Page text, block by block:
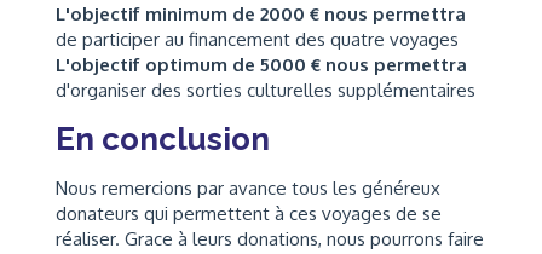
L'objectif minimum de 2000 € nous permettra
de participer au financement des quatre voyages
L'objectif optimum de 5000 € nous permettra
d'organiser des sorties culturelles supplémentaires
En conclusion
Nous remercions par avance tous les généreux
donateurs qui permettent à ces voyages de se
réaliser. Grace à leurs donations, nous pourrons faire